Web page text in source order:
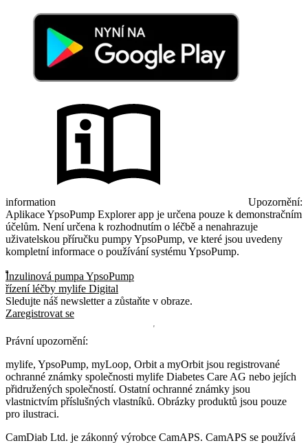
information
Upozornění:
Aplikace YpsoPump Explorer app je určena pouze k demonstračním
účelům. Není určena k rozhodnutím o léčbě a nenahrazuje
uživatelskou příručku pumpy YpsoPump, ve které jsou uvedeny
kompletní informace o používání systému YpsoPump.
Inzulinová pumpa YpsoPump
řízení léčby mylife Digital
Sledujte náš newsletter a zůstaňte v obraze.
Zaregistrovat se
Právní upozornění:
mylife, YpsoPump, myLoop, Orbit a myOrbit jsou registrované
ochranné známky společnosti mylife Diabetes Care AG nebo jejích
přidružených společností. Ostatní ochranné známky jsou
vlastnictvím příslušných vlastníků. Obrázky produktů jsou pouze
pro ilustraci.
CamDiab Ltd. je zákonný výrobce CamAPS. CamAPS se používá